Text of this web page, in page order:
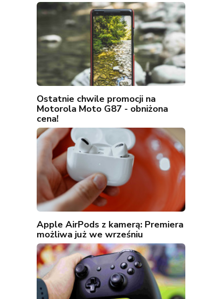
Ostatnie chwile promocji na
Motorola Moto G87 - obniżona
cena!
Apple AirPods z kamerą: Premiera
możliwa już we wrześniu